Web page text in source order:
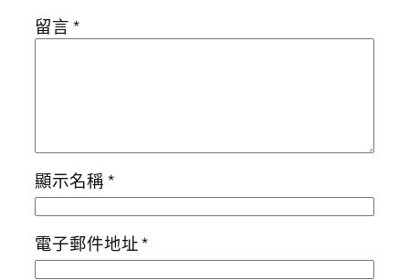
留言*
顯示名稱*
電子郵件地址*